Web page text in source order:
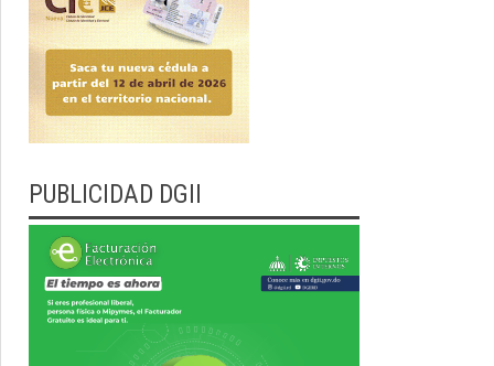
PUBLICIDAD DGII